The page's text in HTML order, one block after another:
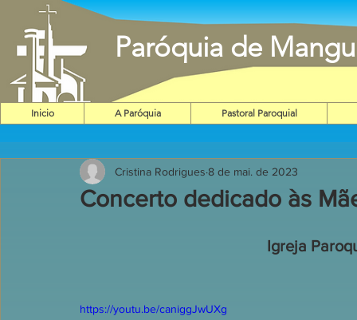
Paróquia de
Inicio A Paróquia Pastoral Paroquial
Concerto dedicado às
Cristina Rodrigues 8 de mai. de 2023
Igreja
https://youtu.be/caniggJwUXg